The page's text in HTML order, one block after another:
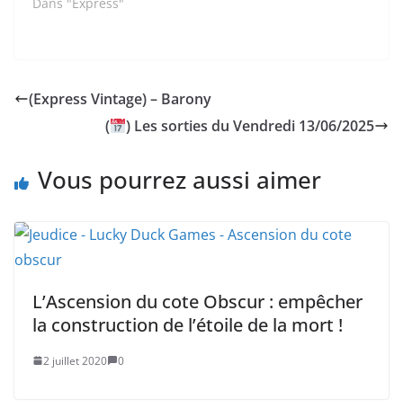
(Express Vintage) – Barony
(
) Les sorties du Vendredi 13/06/2025
Vous pourrez aussi aimer
L’Ascension du cote Obscur : empêcher
la construction de l’étoile de la mort !
2 juillet 2020 0